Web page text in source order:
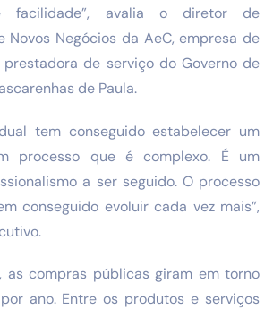
facilidade”, avalia o diretor de
Novos Negócios da AeC, empresa de
de serviço do Governo de
de Paula.
tem conseguido estabelecer um
processo que é complexo. É um
a ser seguido. O processo
conseguido evoluir cada vez mais”,
as compras públicas giram em torno
ano. Entre os produtos e serviços